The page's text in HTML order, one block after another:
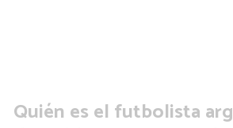
Quién es el futbolista